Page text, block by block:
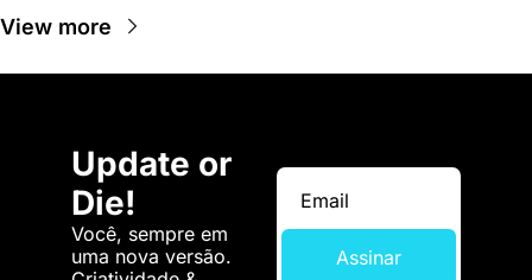
View more
Update or
Die!
Você, sempre em
uma nova versão.
Assinar